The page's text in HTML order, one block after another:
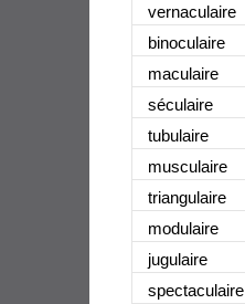
vernaculaire
binoculaire
maculaire
séculaire
tubulaire
musculaire
triangulaire
modulaire
jugulaire
spectaculaire